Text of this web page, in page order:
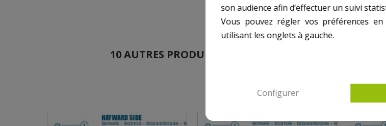
10 AUTRES PRODUITS DANS HAYWARD SIDE S0166S -
son audience afin d’effectuer un suivi
Vous pouvez régler vos préférences
utilisant les onglets à gauche.
Configurer